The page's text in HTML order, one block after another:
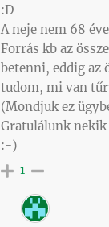
:D
A neje nem 68
Forrás kb az
betenni, eddig az
tudom, mi van
(Mondjuk ez
Gratulálunk nekik
:-)
1